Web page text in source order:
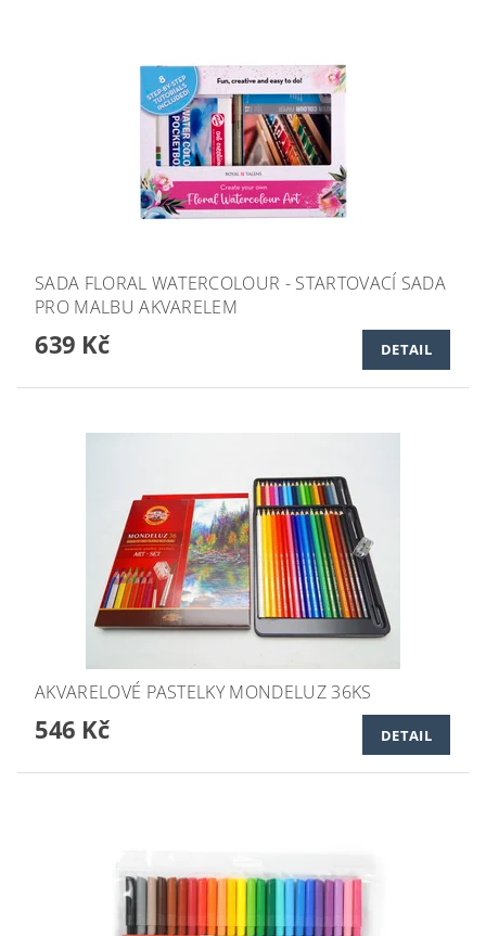
SADA FLORAL WATERCOLOUR - STARTOVACÍ SADA
PRO MALBU AKVARELEM
639 Kč DETAIL
AKVARELOVÉ PASTELKY MONDELUZ 36KS
546 Kč DETAIL